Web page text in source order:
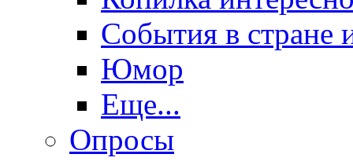
События в стране
Юмор
Еще...
Опросы